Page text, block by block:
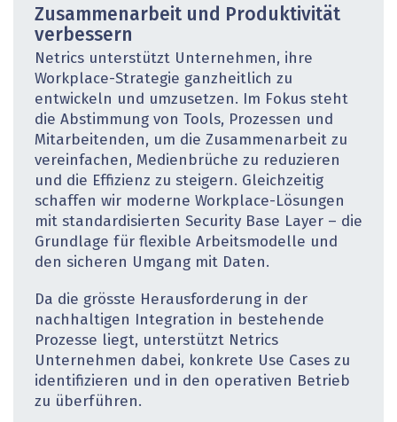
Zusammenarbeit und Produktivität
verbessern
Netrics unterstützt Unternehmen, ihre
Workplace-Strategie ganzheitlich zu
entwickeln und umzusetzen. Im Fokus steht
die Abstimmung von Tools, Prozessen und
Mitarbeitenden, um die Zusammenarbeit zu
vereinfachen, Medienbrüche zu reduzieren
und die Effizienz zu steigern. Gleichzeitig
schaffen wir moderne Workplace-Lösungen
mit standardisierten Security Base Layer – die
Grundlage für flexible Arbeitsmodelle und
den sicheren Umgang mit Daten.
Da die grösste Herausforderung in der
nachhaltigen Integration in bestehende
Prozesse liegt, unterstützt Netrics
Unternehmen dabei, konkrete Use Cases zu
identifizieren und in den operativen Betrieb
zu überführen.